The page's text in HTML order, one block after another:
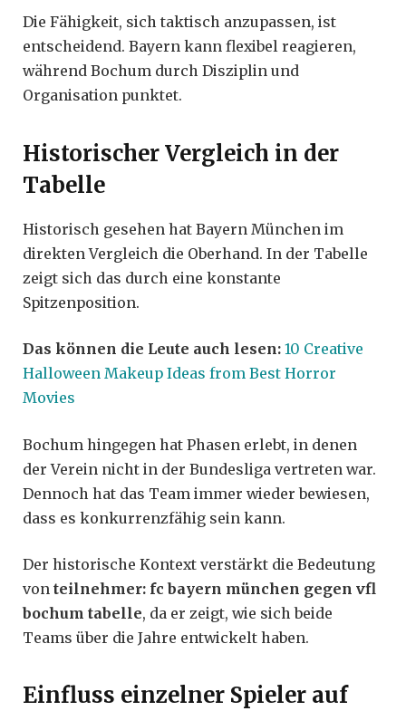
Die Fähigkeit, sich taktisch anzupassen, ist
entscheidend. Bayern kann flexibel reagieren,
während Bochum durch Disziplin und
Organisation punktet.
Historischer Vergleich in der
Tabelle
Historisch gesehen hat Bayern München im
direkten Vergleich die Oberhand. In der Tabelle
zeigt sich das durch eine konstante
Spitzenposition.
Das können die Leute auch lesen: 10 Creative
Halloween Makeup Ideas from Best Horror
Movies
Bochum hingegen hat Phasen erlebt, in denen
der Verein nicht in der Bundesliga vertreten war.
Dennoch hat das Team immer wieder bewiesen,
dass es konkurrenzfähig sein kann.
Der historische Kontext verstärkt die Bedeutung
von teilnehmer: fc bayern münchen gegen vfl
bochum tabelle, da er zeigt, wie sich beide
Teams über die Jahre entwickelt haben.
Einfluss einzelner Spieler auf